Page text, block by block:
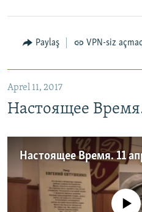
Paylaş VPN-siz
Aprel 11, 2017
Настоящее
Настоящее Время. 11
No media source